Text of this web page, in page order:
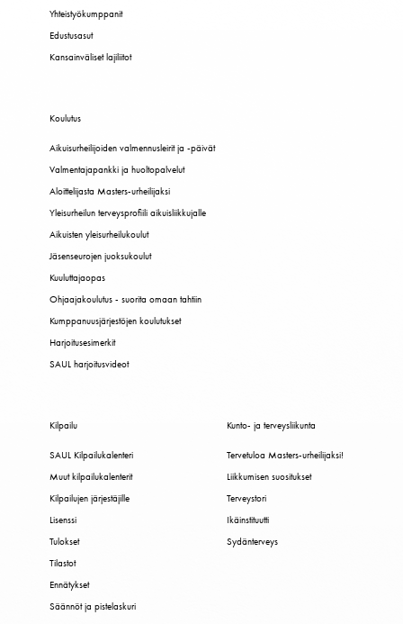
Yhteistyökumppanit
Edustusasut
Kansainväliset lajiliitot
Koulutus
Aikuisurheilijoiden valmennusleirit ja -päivät
Valmentajapankki ja huoltopalvelut
Aloittelijasta Masters-urheilijaksi
Yleisurheilun terveysprofiili aikuisliikkujalle
Aikuisten yleisurheilukoulut
Jäsenseurojen juoksukoulut
Kuuluttajaopas
Ohjaajakoulutus - suorita omaan tahtiin
Kumppanuusjärjestöjen koulutukset
Harjoitusesimerkit
SAUL harjoitusvideot
Kilpailu
SAUL Kilpailukalenteri
Muut kilpailukalenterit
Kilpailujen järjestäjille
Lisenssi
Tulokset
Tilastot
Ennätykset
Säännöt ja pistelaskuri
Kunto- ja terveysliikunta
Tervetuloa Masters-urheilijaksi!
Liikkumisen suositukset
Terveystori
Ikäinstituutti
Sydänterveys